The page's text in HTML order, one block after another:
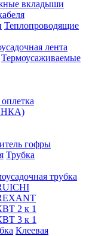
вкладыши
Теплопроводящие
лента
Термоусаживаемые
гофры
Трубка
трубка
2 к 1
3 к 1
Клеевая